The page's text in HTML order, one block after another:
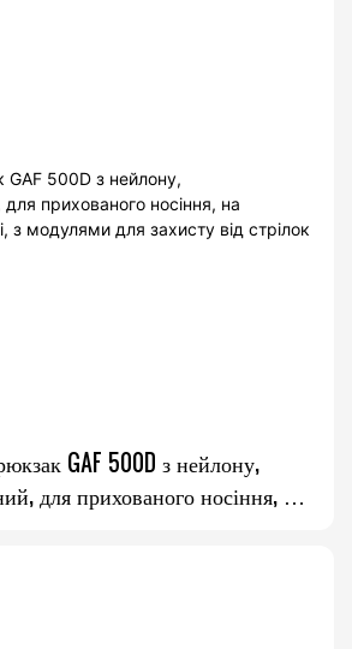
GAF 500D з нейлону,
для прихованого носіння, на